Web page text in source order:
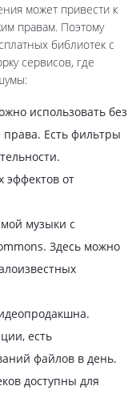
может привести к
правам. Поэтому
библиотек с
сервисов, где
использовать без
права. Есть фильтры
эффектов от
музыки с
Здесь можно
есть
файлов в день.
доступны для